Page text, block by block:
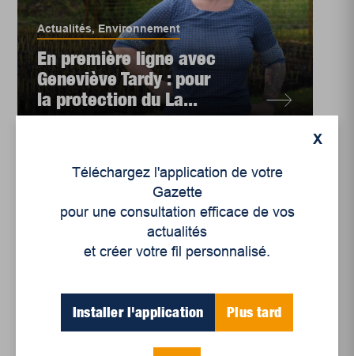
Actualités, Environnement
En première ligne avec
Geneviève Tardy : pour
la protection du La...
X
Téléchargez l'application de votre
Gazette
pour une consultation efficace de vos
actualités
et créer votre fil personnalisé.
Installer l'application Plus tard